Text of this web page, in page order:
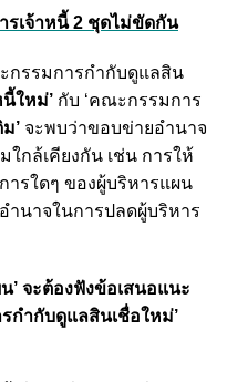
เจ้าหนี้ 2 ชุดไม่ขัดกัน
กรรมการกำกับดูแลสิน
นี้ใหม่’ กับ ‘คณะกรรมการ
’ จะพบว่าขอบข่ายอำนาจ
กล้เคียงกัน เช่น การให้
ารใดๆ ของผู้บริหารแผน
นาจในการปลดผู้บริหาร
’ จะต้องฟังข้อเสนอแนะ
กำกับดูแลสินเชื่อใหม่’